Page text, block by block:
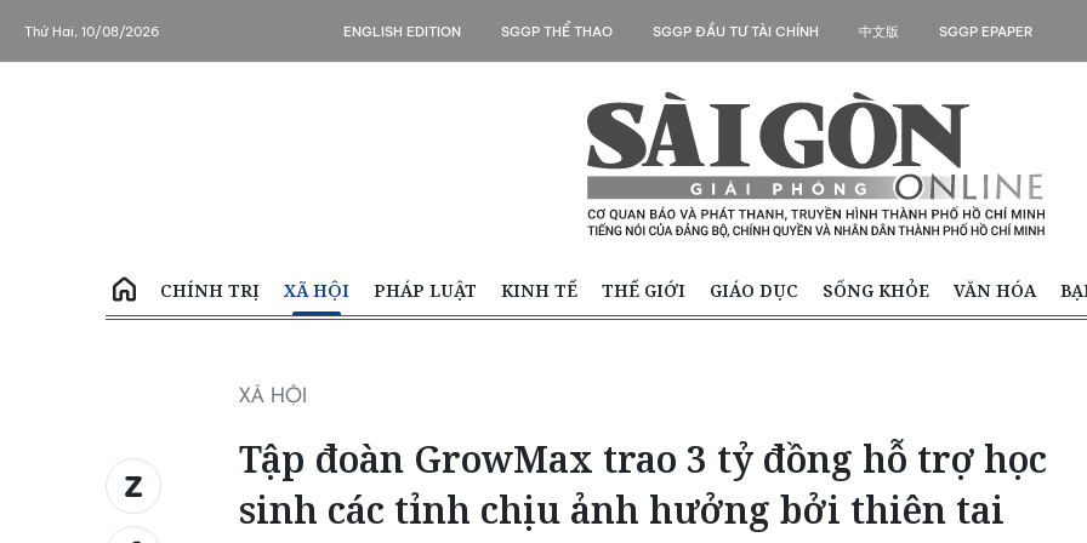
Thứ Hai, 10/08/2026 ENGLISH EDITION SGGP THỂ THAO SGGP ĐẦU TƯ TÀI CHÍNH 中文版 SGGP EPAPER
CHÍNH TRỊ XÃ HỘI PHÁP LUẬT KINH TẾ THẾ GIỚI GIÁO DỤC SỐNG KHỎE VĂN HÓA
XÃ HỘI
Tập đoàn GrowMax trao 3 tỷ đồng hỗ trợ học
sinh các tỉnh chịu ảnh hưởng bởi thiên tai